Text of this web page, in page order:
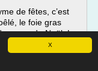
X
de fêtes, c’est
le foie gras
repas de Noël. Le
excellence ravit
chaque
vous aussi,